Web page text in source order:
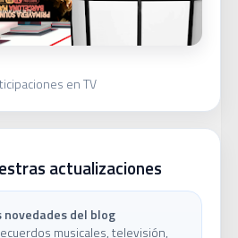
en TV
actualizaciones
novedades del blog
musicales, televisión,